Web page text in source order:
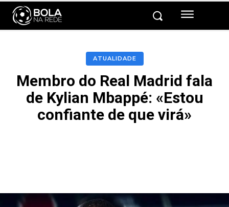
ATUALIDADE
Membro do Real Madrid fala
de Kylian Mbappé: «Estou
confiante de que virá»